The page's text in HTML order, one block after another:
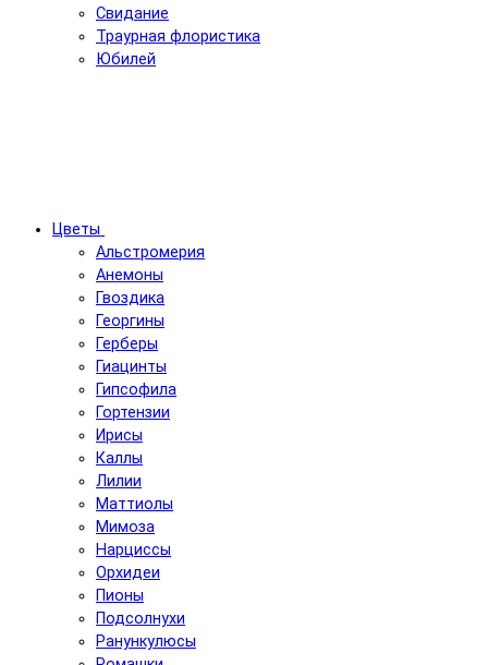
Свидание
Траурная флористика
Юбилей
Цветы
Альстромерия
Анемоны
Гвоздика
Георгины
Герберы
Гиацинты
Гипсофила
Гортензии
Ирисы
Каллы
Лилии
Маттиолы
Мимоза
Нарциссы
Орхидеи
Пионы
Подсолнухи
Ранункулюсы